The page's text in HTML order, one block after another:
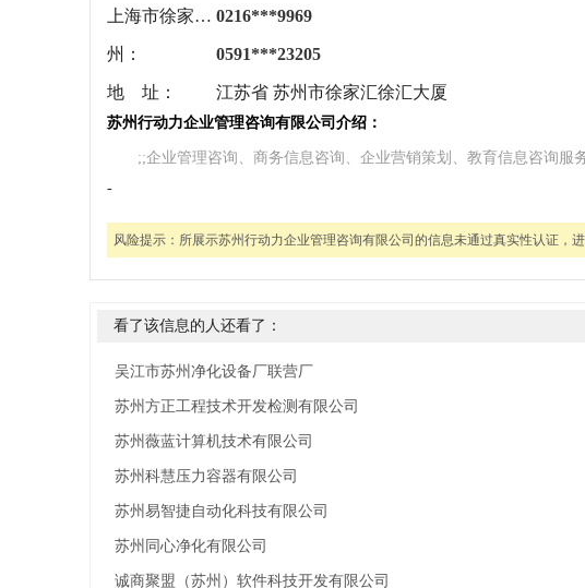
上海市徐家汇： 0216***9969
州： 0591***23205
地 址： 江苏省 苏州市徐家汇徐汇大厦
苏州行动力企业管理咨询有限公司介绍：
;;企业管理咨询、商务信息咨询、企业营销策划、教育信息咨询服务
-
风险提示： 所展示苏州行动力企业管理咨询有限公司的信息未通过真实性认证，
看了该信息的人还看了：
吴江市苏州净化设备厂联营厂
苏州方正工程技术开发检测有限公司
苏州薇蓝计算机技术有限公司
苏州科慧压力容器有限公司
苏州易智捷自动化科技有限公司
苏州同心净化有限公司
诚商聚盟（苏州）软件科技开发有限公司